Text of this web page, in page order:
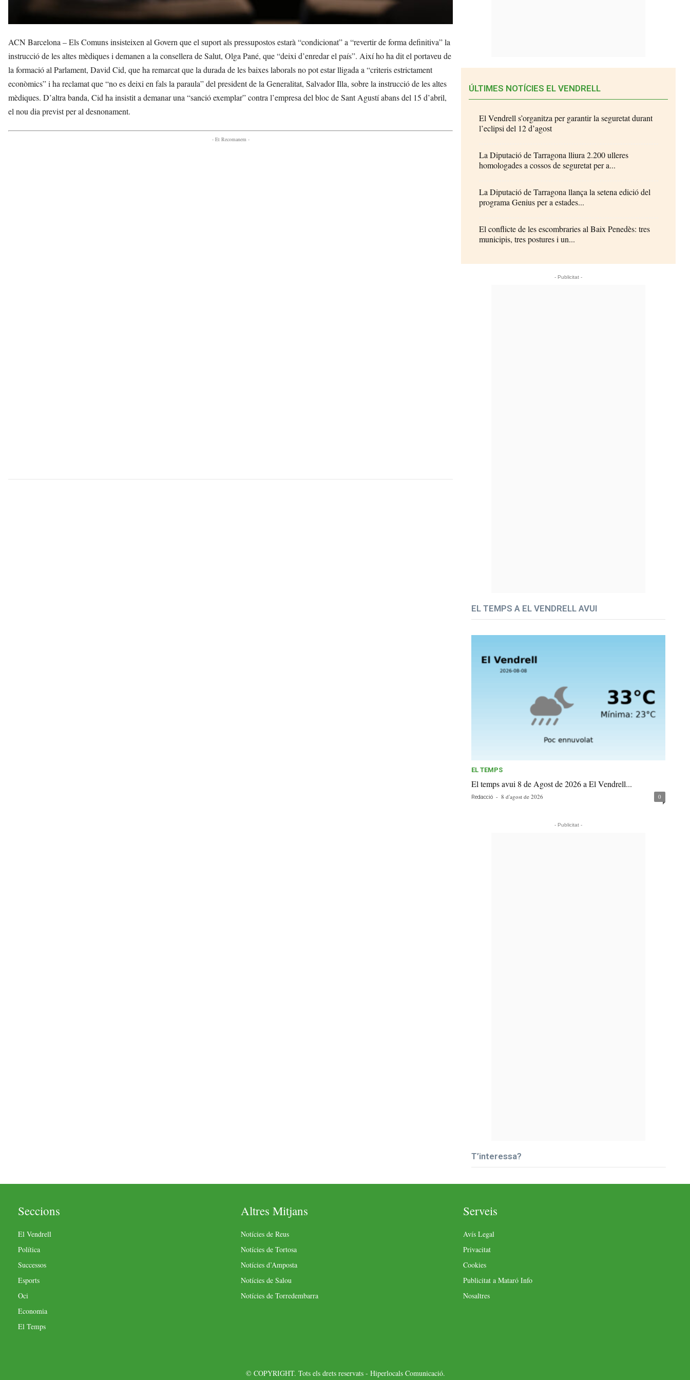
ACN Barcelona – Els Comuns insisteixen al Govern que el suport als pressupostos estarà “condicionat” a “revertir de forma definitiva” la
instrucció de les altes mèdiques i demanen a la consellera de Salut, Olga Pané, que “deixi d’enredar el país”. Així ho ha dit el portaveu de
la formació al Parlament, David Cid, que ha remarcat que la durada de les baixes laborals no pot estar lligada a “criteris estrictament
econòmics” i ha reclamat que “no es deixi en fals la paraula” del president de la Generalitat, Salvador Illa, sobre la instrucció de les altes
mèdiques. D’altra banda, Cid ha insistit a demanar una “sanció exemplar” contra l’empresa del bloc de Sant Agustí abans del 15 d’abril,
el nou dia previst per al desnonament.
- Et Recomanem -
ÚLTIMES NOTÍCIES EL VENDRELL
El Vendrell s’organitza per garantir la seguretat durant
l’eclipsi del 12 d’agost
La Diputació de Tarragona lliura 2.200 ulleres
homologades a cossos de seguretat per a...
La Diputació de Tarragona llança la setena edició del
programa Genius per a estades...
El conflicte de les escombraries al Baix Penedès: tres
municipis, tres postures i un...
- Publicitat -
EL TEMPS A EL VENDRELL AVUI
EL TEMPS
El temps avui 8 de Agost de 2026 a El Vendrell...
Redacció - 8 d'agost de 2026 0
- Publicitat -
T’interessa?
Seccions
El Vendrell
Política
Successos
Esports
Oci
Economia
El Temps
Altres Mitjans
Notícies de Reus
Notícies de Tortosa
Notícies d’Amposta
Notícies de Salou
Notícies de Torredembarra
Serveis
Avís Legal
Privacitat
Cookies
Publicitat a Mataró Info
Nosaltres
© COPYRIGHT. Tots els drets reservats - Hiperlocals Comunicació.